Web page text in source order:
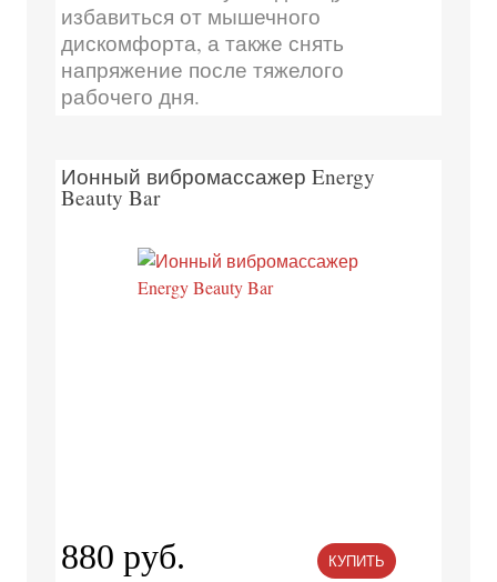
избавиться от мышечного
дискомфорта, а также снять
напряжение после тяжелого
рабочего дня.
Ионный вибромассажер Energy
Beauty Bar
880 руб. КУПИТЬ